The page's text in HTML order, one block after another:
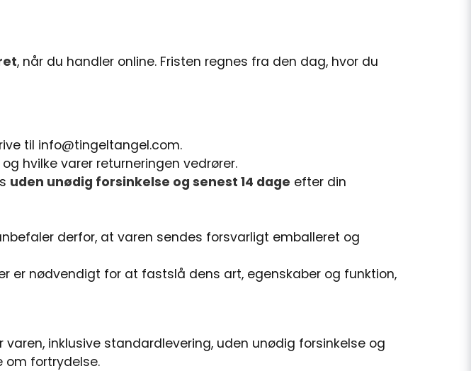
, når du handler online. Fristen regnes fra den dag, hvor du
til info@tingeltangel.com.
og hvilke varer returneringen vedrører.
uden unødig forsinkelse og senest 14 dage efter din
derfor, at varen sendes forsvarligt emballeret og
er nødvendigt for at fastslå dens art, egenskaber og funktion,
inklusive standardlevering, uden unødig forsinkelse og
om fortrydelse.